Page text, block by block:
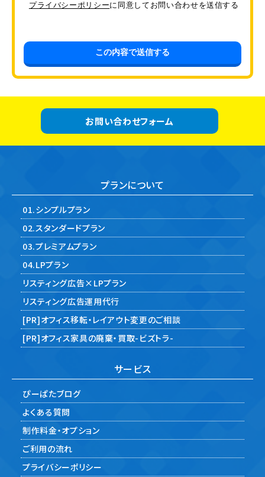
プライバシーポリシーに同意してお問い合わせを送信する
お問い合わせフォーム
プランについて
01.シンプルプラン
02.スタンダードプラン
03.プレミアムプラン
04.LPプラン
リスティング広告×LPプラン
リスティング広告運用代行
[PR]オフィス移転・レイアウト変更のご相談
[PR]オフィス家具の廃棄・買取-ビズトラ-
サービス
ぴーぱたブログ
よくある質問
制作料金・オプション
ご利用の流れ
プライバシーポリシー